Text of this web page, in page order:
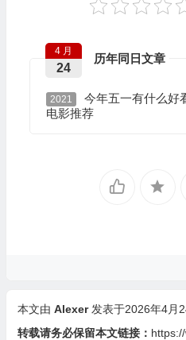
历年同日文章
4 月
24
2021
今年五一有什么好
电影推荐
本文由 Alexer 发表于2026年4月
转载请务必保留本文链接：